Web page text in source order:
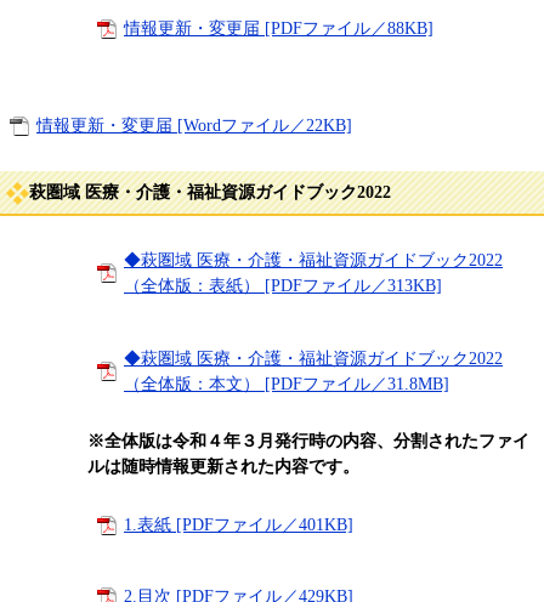
情報更新・変更届 [PDFファイル／88KB]
情報更新・変更届 [Wordファイル／22KB]
萩圏域 医療・介護・福祉資源ガイドブック2022
◆萩圏域 医療・介護・福祉資源ガイドブック2022
（全体版：表紙） [PDFファイル／313KB]
◆萩圏域 医療・介護・福祉資源ガイドブック2022
（全体版：本文） [PDFファイル／31.8MB]
※全体版は令和４年３月発行時の内容、分割されたファイ
ルは随時情報更新された内容です。
1.表紙 [PDFファイル／401KB]
2.目次 [PDFファイル／429KB]